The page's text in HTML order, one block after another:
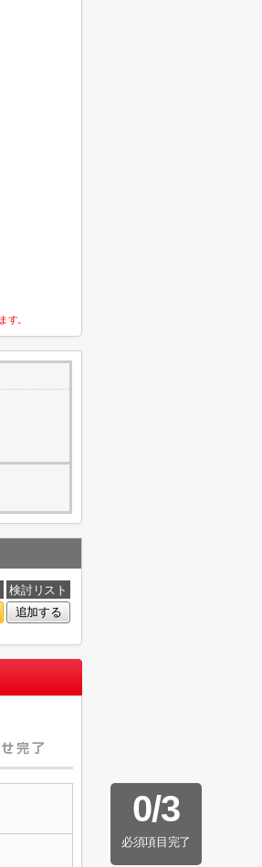
す。
検討リスト
追加する
0/3
必須項目完了